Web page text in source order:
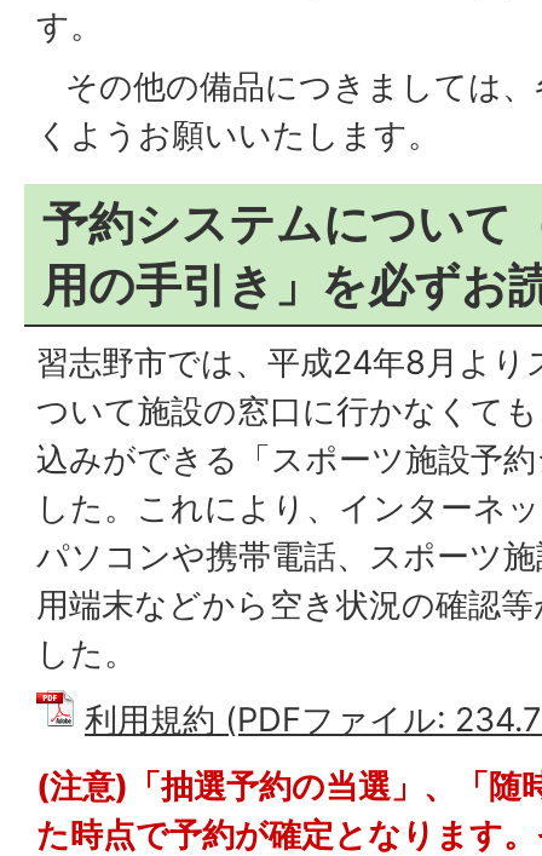
す。
その他の備品につきましては
くようお願いいたします。
予約システムについて
用の手引き」を必ずお
習志野市では、平成24年8月より
ついて施設の窓口に行かなくて
込みができる「スポーツ施設予
した。これにより、インターネ
パソコンや携帯電話、スポーツ
用端末などから空き状況の確認
した。
利用規約 (PDFファイル:
(注意)「抽選予約の当選」、「随
た時点で予約が確定となります